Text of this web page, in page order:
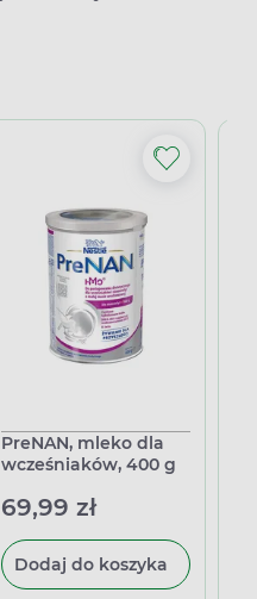
PreNAN, mleko dla
wcześniaków, 400 g
69,99 zł
Dodaj do koszyka